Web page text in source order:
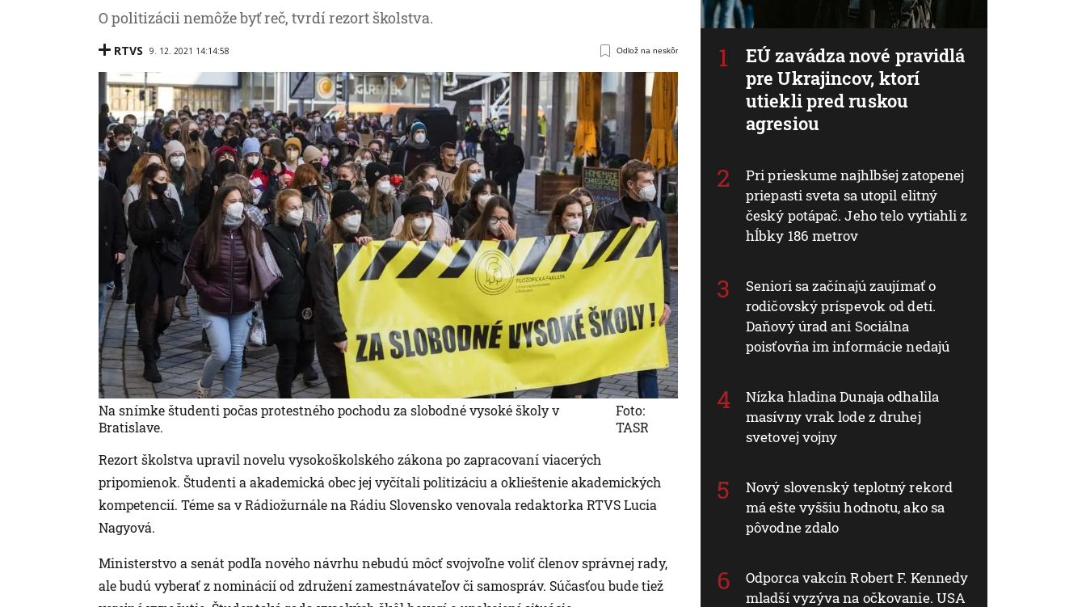
O politizácii nemôže byť reč, tvrdí rezort školstva.
RTVS 9. 12. 2021 14:14:58 Odlož na neskôr
Na snímke študenti počas protestného pochodu za slobodné vysoké školy v
Bratislave.
Foto:
TASR
Rezort školstva upravil novelu vysokoškolského zákona po zapracovaní viacerých
pripomienok. Študenti a akademická obec jej vyčítali politizáciu a oklieštenie akademických
kompetencií. Téme sa v Rádiožurnále na Rádiu Slovensko venovala redaktorka RTVS Lucia
Nagyová.
Ministerstvo a senát podľa nového návrhu nebudú môcť svojvoľne voliť členov správnej rady,
ale budú vyberať z nominácií od združení zamestnávateľov či samospráv. Súčasťou bude tiež
EÚ zavádza nové pravidlá
pre Ukrajincov, ktorí
utiekli pred ruskou
agresiou
Pri prieskume najhlbšej zatopenej
priepasti sveta sa utopil elitný
český potápač. Jeho telo vytiahli z
hĺbky 186 metrov
Seniori sa začínajú zaujímať o
rodičovský príspevok od detí.
Daňový úrad ani Sociálna
poisťovňa im informácie nedajú
Nízka hladina Dunaja odhalila
masívny vrak lode z druhej
svetovej vojny
Nový slovenský teplotný rekord
má ešte vyššiu hodnotu, ako sa
pôvodne zdalo
Odporca vakcín Robert F. Kennedy
mladší vyzýva na očkovanie. USA